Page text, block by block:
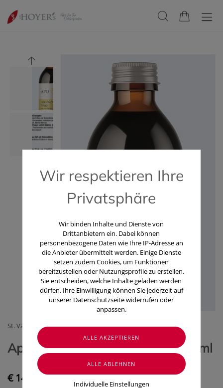
St. Valentinus - Apotheke und Drogerien
ApoLife Isländisch Moos Saft 200ml
€ 14,90
Wir respektieren Ihre
Privatsphäre
Wir binden Inhalte und Dienste von
Drittanbietern ein. Dabei können
personenbezogene Daten wie Ihre IP-Adresse an
die Anbieter übermittelt werden. Einige Dienste
setzen zudem Cookies, um Funktionen
bereitzustellen oder Nutzungsprofile zu erstellen.
Sie entscheiden, welche Inhalte geladen werden
dürfen. Ihre Einwilligung können Sie jederzeit auf
unserer Datenschutzseite widerrufen oder
anpassen.
Individuelle Einstellungen